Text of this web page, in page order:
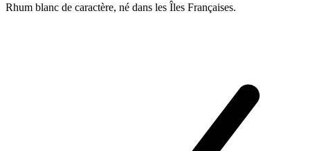
Rhum blanc de caractère, né dans les Îles Françaises.